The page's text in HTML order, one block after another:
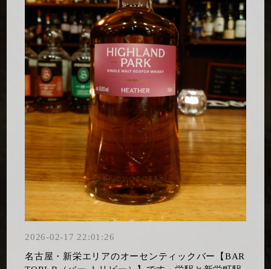
2026-02-17 22:01:26
名古屋・新栄エリアのオーセンティックバー【BAR